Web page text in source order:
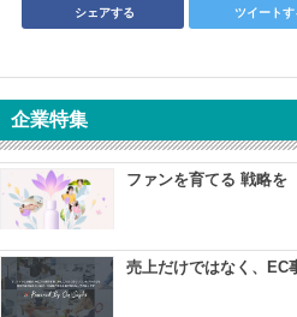
シェアする ツイートす
企業特集
ファンを育てる 戦略を
売上だけではなく、EC